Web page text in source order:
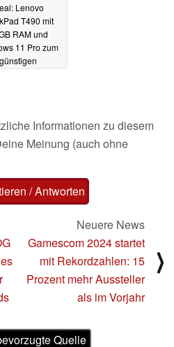
Lenovo
T490 mit
RAM und
11 Pro zum
günstigen
Informationen zu diesem
Meinung (auch ohne
/ Antworten
Neuere News
Gamescom 2024 startet
mit Rekordzahlen: 15
Prozent mehr Aussteller
als im Vorjahr
⟩
Quelle